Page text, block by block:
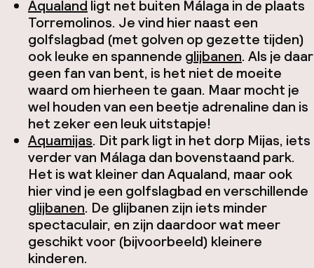
Aqualand ligt net buiten Málaga in de plaats
Torremolinos. Je vind hier naast een
golfslagbad (met golven op gezette tijden)
ook leuke en spannende glijbanen. Als je daar
geen fan van bent, is het niet de moeite
waard om hierheen te gaan. Maar mocht je
wel houden van een beetje adrenaline dan is
het zeker een leuk uitstapje!
Aquamijas. Dit park ligt in het dorp Mijas, iets
verder van Málaga dan bovenstaand park.
Het is wat kleiner dan Aqualand, maar ook
hier vind je een golfslagbad en verschillende
glijbanen. De glijbanen zijn iets minder
spectaculair, en zijn daardoor wat meer
geschikt voor (bijvoorbeeld) kleinere
kinderen.